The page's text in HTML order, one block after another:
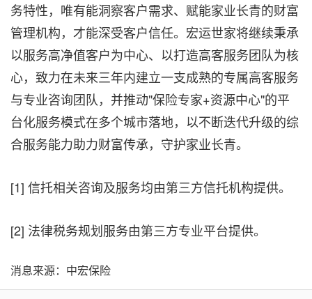
务特性，唯有能洞察客户需求、赋能家业长青的财富
管理机构，才能深受客户信任。宏运世家将继续秉承
以服务高净值客户为中心、以打造高客服务团队为核
心，致力在未来三年内建立一支成熟的专属高客服务
与专业咨询团队，并推动"保险专家+资源中心"的平
台化服务模式在多个城市落地，以不断迭代升级的综
合服务能力助力财富传承，守护家业长青。
[1] 信托相关咨询及服务均由第三方信托机构提供。
[2] 法律税务规划服务由第三方专业平台提供。
消息来源：中宏保险